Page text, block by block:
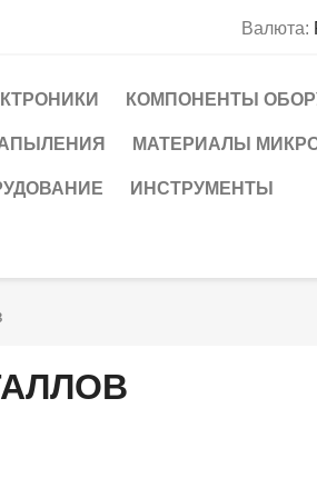
Валюта:
КОМПОНЕНТЫ
МАТЕРИАЛЫ
ИНСТРУМЕНТЫ